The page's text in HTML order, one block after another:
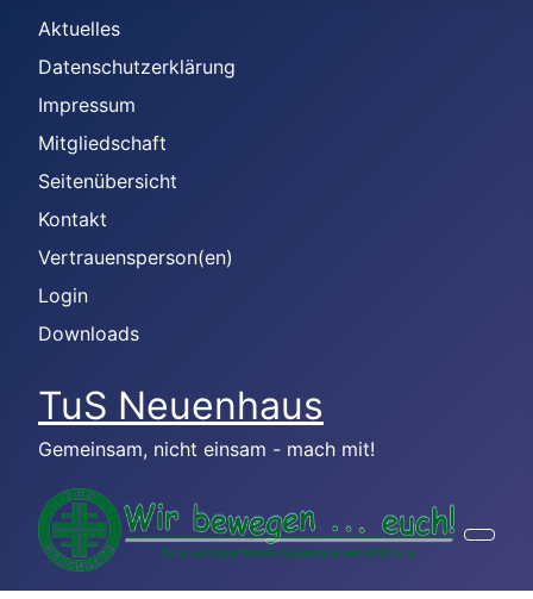
Aktuelles
Datenschutzerklärung
Impressum
Mitgliedschaft
Seitenübersicht
Kontakt
Vertrauensperson(en)
Login
Downloads
TuS Neuenhaus
Gemeinsam, nicht einsam - mach mit!